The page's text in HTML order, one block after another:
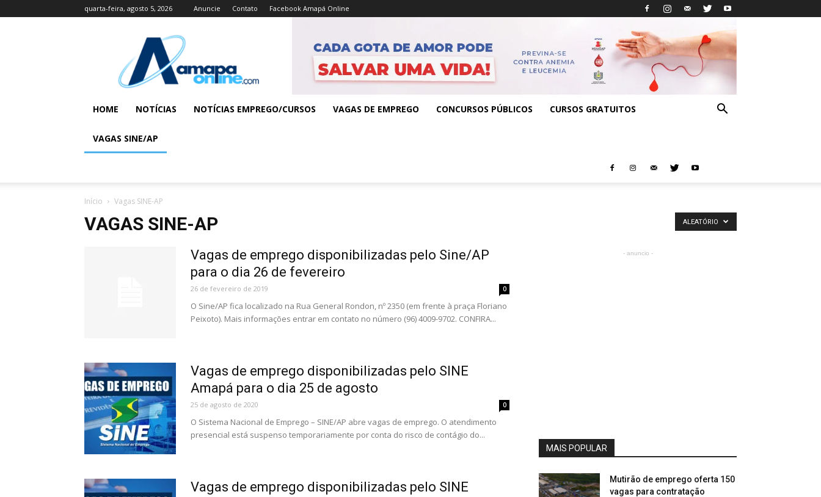
quarta-feira, agosto 5, 2026 Anuncie Contato Facebook Amapá Online
Online
Portal
de
Notícias
do
Estado
HOME NOTÍCIAS NOTÍCIAS EMPREGO/CURSOS VAGAS DE EMPREGO CONCURSOS PÚBLICOS CURSOS GRATUITOS
VAGAS SINE/AP
Início Vagas SINE-AP
VAGAS SINE-AP ALEATÓRIO
Vagas de emprego disponibilizadas pelo Sine/AP
para o dia 26 de fevereiro
26 de fevereiro de 2019 0
O Sine/AP fica localizado na Rua General Rondon, nº 2350 (em frente à praça Floriano
Peixoto). Mais informações entrar em contato no número (96) 4009-9702. CONFIRA...
Vagas de emprego disponibilizadas pelo SINE
Amapá para o dia 25 de agosto
25 de agosto de 2020 0
O Sistema Nacional de Emprego – SINE/AP abre vagas de emprego. O atendimento
presencial está suspenso temporariamente por conta do risco de contágio do...
Vagas de emprego disponibilizadas pelo SINE
- anuncio -
MAIS POPULAR
Mutirão de emprego oferta 150
vagas para contratação